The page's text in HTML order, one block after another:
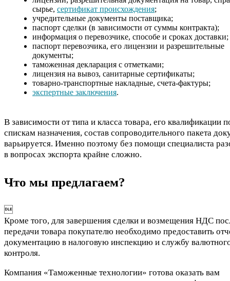
сырье, сертификат происхождения;
учредительные документы поставщика;
паспорт сделки (в зависимости от суммы контракта);
информация о перевозчике, способе и сроках доставки;
паспорт перевозчика, его лицензии и разрешительные
документы;
таможенная декларация с отметками;
лицензия на вывоз, санитарные сертификаты;
товарно-транспортные накладные, счета-фактуры;
экспертные заключения.
В зависимости от типа и класса товара, его квалификации
спискам назначения, состав сопроводительного пакета
варьируется. Именно поэтому без помощи специалиста
в вопросах экспорта крайне сложно.
Что мы предлагаем?

Кроме того, для завершения сделки и возмещения НДС
передачи товара покупателю необходимо предоставить
документацию в налоговую инспекцию и службу
контроля.
Компания «Таможенные технологии» готова оказать вам